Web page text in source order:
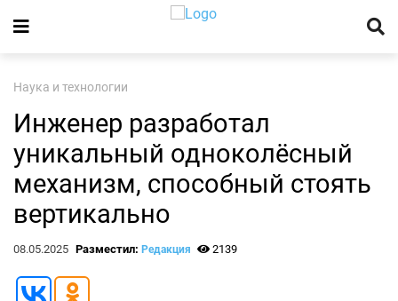
Наука и технологии
Инженер разработал
уникальный одноколёсный
механизм, способный стоять
вертикально
08.05.2025 Разместил: Редакция 2139